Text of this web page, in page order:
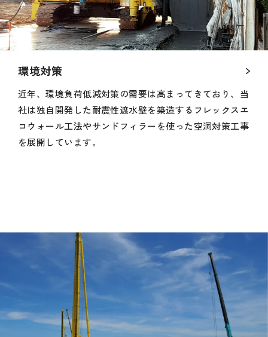
環境対策
近年、環境負荷低減対策の需要は高まってきており、当
社は独自開発した耐震性遮水壁を築造するフレックスエ
コウォール工法やサンドフィラーを使った空洞対策工事
を展開しています。